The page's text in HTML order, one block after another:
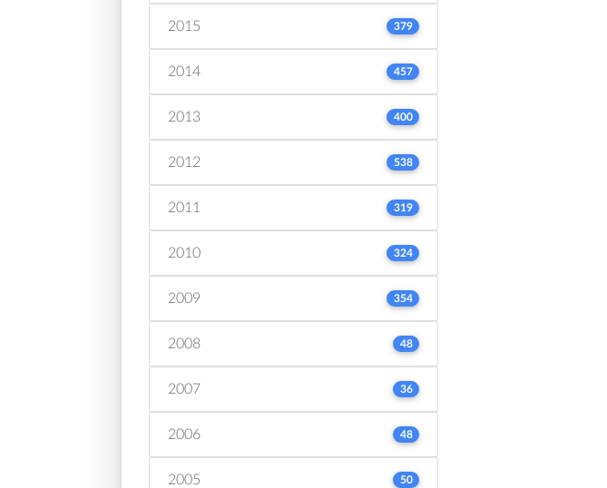
2015 379
2014 457
2013 400
2012 538
2011 319
2010 324
2009 354
2008 48
2007 36
2006 48
2005 50